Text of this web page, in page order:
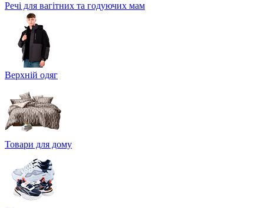
Речі для вагітних та годуючих мам
Верхній одяг
Товари для дому